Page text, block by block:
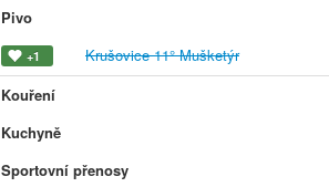
Pivo
+1 Krušovice 11° Mušketýr
Kouření
Kuchyně
Sportovní přenosy